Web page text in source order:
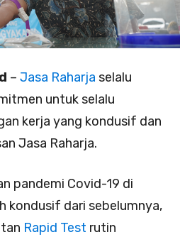
– Jasa Raharja selalu
untuk selalu
kerja yang kondusif dan
Jasa Raharja.
pandemi Covid-19 di
kondusif dari sebelumnya,
Rapid Test rutin